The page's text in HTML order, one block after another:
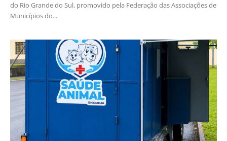
do Rio Grande do Sul, promovido pela Federação das Associações de
Municípios do...